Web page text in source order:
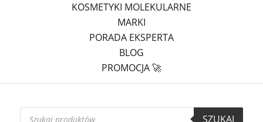
KOSMETYKI MOLEKULARNE
MARKI
PORADA EKSPERTA
BLOG
PROMOCJA 🚀
Wyszukiwarka
SZUKAJ